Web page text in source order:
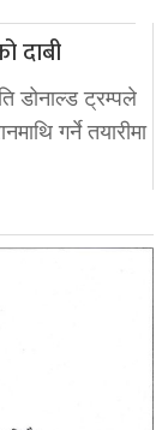
दाबी
डोनाल्ड ट्रम्पले
गर्ने तयारीमा